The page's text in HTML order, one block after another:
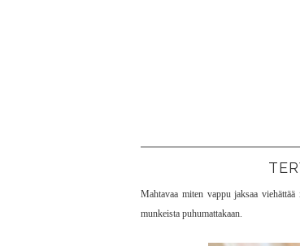
Mahtavaa miten vappu jaksaa
munkeista puhumattakaan.